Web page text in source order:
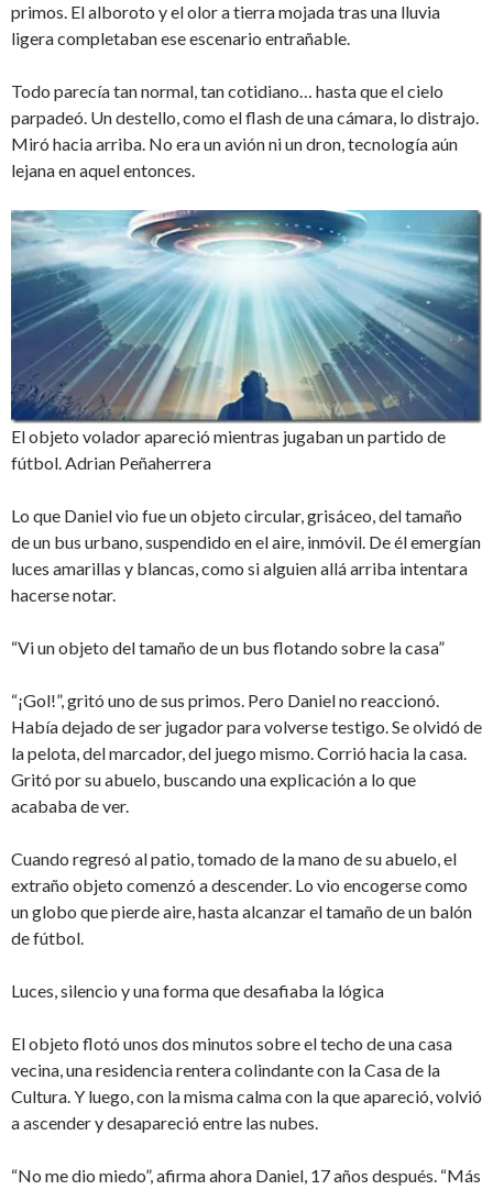
primos. El alboroto y el olor a tierra mojada tras una lluvia
ligera completaban ese escenario entrañable.
Todo parecía tan normal, tan cotidiano… hasta que el cielo
parpadeó. Un destello, como el flash de una cámara, lo distrajo.
Miró hacia arriba. No era un avión ni un dron, tecnología aún
lejana en aquel entonces.
El objeto volador apareció mientras jugaban un partido de
fútbol. Adrian Peñaherrera
Lo que Daniel vio fue un objeto circular, grisáceo, del tamaño
de un bus urbano, suspendido en el aire, inmóvil. De él emergían
luces amarillas y blancas, como si alguien allá arriba intentara
hacerse notar.
“Vi un objeto del tamaño de un bus flotando sobre la casa”
“¡Gol!”, gritó uno de sus primos. Pero Daniel no reaccionó.
Había dejado de ser jugador para volverse testigo. Se olvidó de
la pelota, del marcador, del juego mismo. Corrió hacia la casa.
Gritó por su abuelo, buscando una explicación a lo que
acababa de ver.
Cuando regresó al patio, tomado de la mano de su abuelo, el
extraño objeto comenzó a descender. Lo vio encogerse como
un globo que pierde aire, hasta alcanzar el tamaño de un balón
de fútbol.
Luces, silencio y una forma que desafiaba la lógica
El objeto flotó unos dos minutos sobre el techo de una casa
vecina, una residencia rentera colindante con la Casa de la
Cultura. Y luego, con la misma calma con la que apareció, volvió
a ascender y desapareció entre las nubes.
“No me dio miedo”, afirma ahora Daniel, 17 años después. “Más